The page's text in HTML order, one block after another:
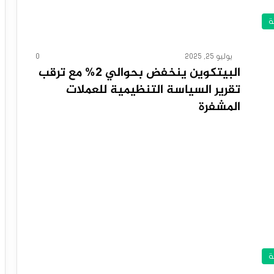
يوليو 25, 2025 0
البيتكوين ينخفض بحوالي 2% مع ترقب
تقرير السياسة التنظيمية للعملات
المشفرة